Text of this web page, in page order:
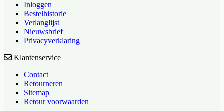
Inloggen
Bestelhistorie
Verlanglijst
Nieuwsbrief
Privacyverklaring
Klantenservice
Contact
Retourneren
Sitemap
Retour voorwaarden